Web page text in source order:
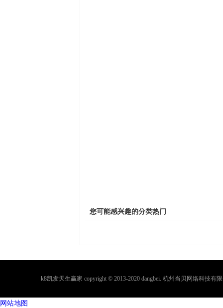
您可能感兴趣的分类热门
k8凯发天生赢家 copyright © 2013-2020 dangbei. 杭州当贝网络科技
网站地图